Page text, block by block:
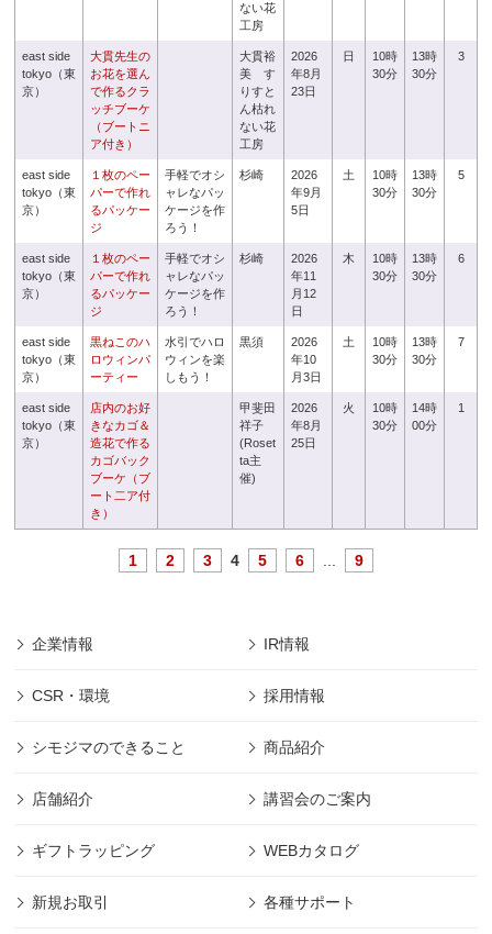
ない花
工房
east side
tokyo（東
京）
大貫先生の
お花を選ん
で作るクラ
ッチブーケ
（ブートニ
ア付き）
大貫裕
美 す
りすと
ん枯れ
ない花
工房
2026
年8月
23日
日
10時
30分
13時
30分
3
east side
tokyo（東
京）
１枚のペー
パーで作れ
るパッケー
ジ
手軽でオシ
ャレなパッ
ケージを作
ろう！
杉崎
2026
年9月
5日
土
10時
30分
13時
30分
5
east side
tokyo（東
京）
１枚のペー
パーで作れ
るパッケー
ジ
手軽でオシ
ャレなパッ
ケージを作
ろう！
杉崎
2026
年11
月12
日
木
10時
30分
13時
30分
6
east side
tokyo（東
京）
黒ねこのハ
ロウィンパ
ーティー
水引でハロ
ウィンを楽
しもう！
黒須
2026
年10
月3日
土
10時
30分
13時
30分
7
east side
tokyo（東
京）
店内のお好
きなカゴ＆
造花で作る
カゴバック
ブーケ（ブ
ート二ア付
き）
甲斐田
祥子
(Roset
ta主
催)
2026
年8月
25日
火
10時
30分
14時
00分
1
1 2 3 4 5 6 9
企業情報 IR情報
CSR・環境 採用情報
シモジマのできること 商品紹介
店舗紹介 講習会のご案内
ギフトラッピング WEBカタログ
新規お取引 各種サポート